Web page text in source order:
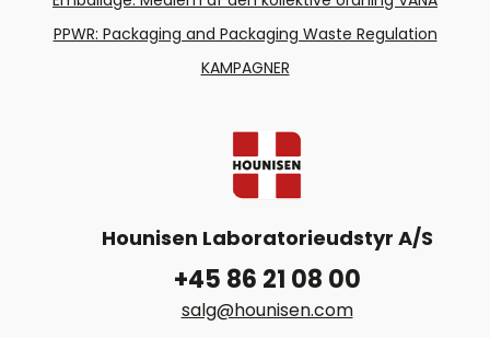
PPWR: Packaging and Packaging Waste Regulation
KAMPAGNER
Hounisen Laboratorieudstyr A/S
+45 86 21 08 00
salg@hounisen.com